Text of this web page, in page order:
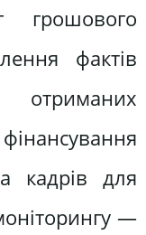
грошового
фактів
кадрів для
—